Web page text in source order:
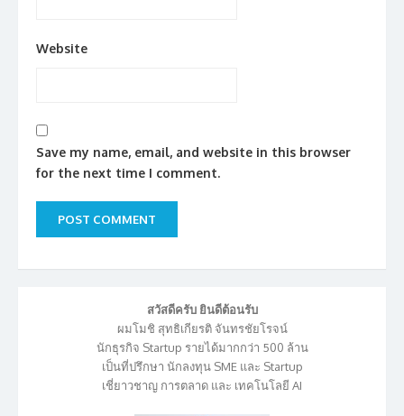
Website
Save my name, email, and website in this browser
for the next time I comment.
สวัสดีครับ ยินดีต้อนรับ
ผมโมชิ สุทธิเกียรติ จันทรชัยโรจน์
นักธุรกิจ Startup รายได้มากกว่า 500 ล้าน
เป็นที่ปรึกษา นักลงทุน SME และ Startup
เชี่ยาวชาญ การตลาด และ เทคโนโลยี AI